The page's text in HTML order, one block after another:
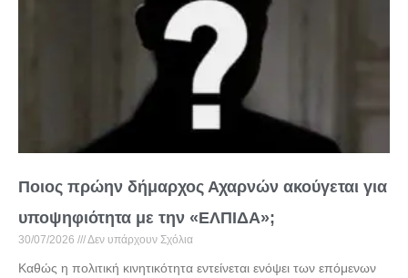
Ποιος πρώην δήμαρχος Αχαρνών ακούγεται για
υποψηφιότητα με την «ΕΛΠΙΔΑ»;
30/07/2026 Δεν υπάρχουν Σχόλια
Καθώς η πολιτική κινητικότητα εντείνεται ενόψει των επόμενων